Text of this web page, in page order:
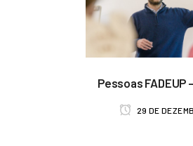
Pessoas FADEUP
29 DE